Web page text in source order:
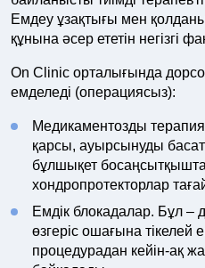
Емдеу ұзақтығы мен
құнына әсер ететін негізгі
On Clinic орталығында
емделеді (операциясыз):
Медикаментозды
қарсы, ауырсынуды
бұлшықет
хондропротекторлар
Емдік блокадалар. Бұл –
өзгеріс ошағына тікелей
процедурадан кейін-ақ